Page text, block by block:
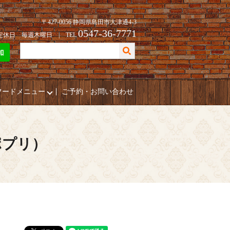
〒427-0056 静岡県島田市大津通4-3
休日 毎週木曜日 | TEL0547-36-7771
ードメニュー ご予約・お問い合わせ
リ）